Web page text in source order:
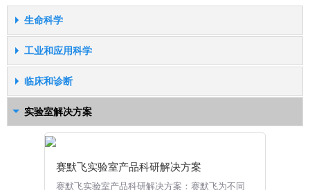
生命科学
蛋白免疫印迹（Western Blot）工作流程
赛默飞Western Blot 工作流程旨在提升处理效
率、重现性和结果准确性，有助于以更短的时间
课题研究提供可靠的数据基础。
核酸电泳工作流程
工业和应用科学
RapidFinder STEC 检测工作流程
RapidFinder™ STEC 检测工作流程是一个全面
系统，具有两套 AOAC 研究所 (AOAC-RI) 性能
检测方法SM认证的工作流程，可以极大减少样
临床和诊断
临床检测及研究解决方案
精准，赛默飞可以提供包括高效液相、电感耦合
质谱仪、三重四极杆液质联用仪等更精准的分析
实验室解决方案
赛默飞实验室产品科研解决方案
赛默飞实验室产品科研解决方案：赛默飞为不同